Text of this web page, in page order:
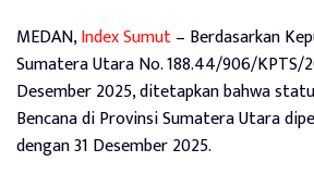
MEDAN,Index Sumut– Berdasarkan
Sumatera Utara No. 188.44/906/KPTS/
Desember 2025, ditetapkan bahwa
Bencana di Provinsi Sumatera Utara
dengan 31 Desember 2025.